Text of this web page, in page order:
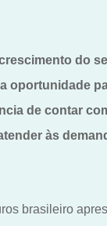
do
oportunidade
de contar
às
brasileiro